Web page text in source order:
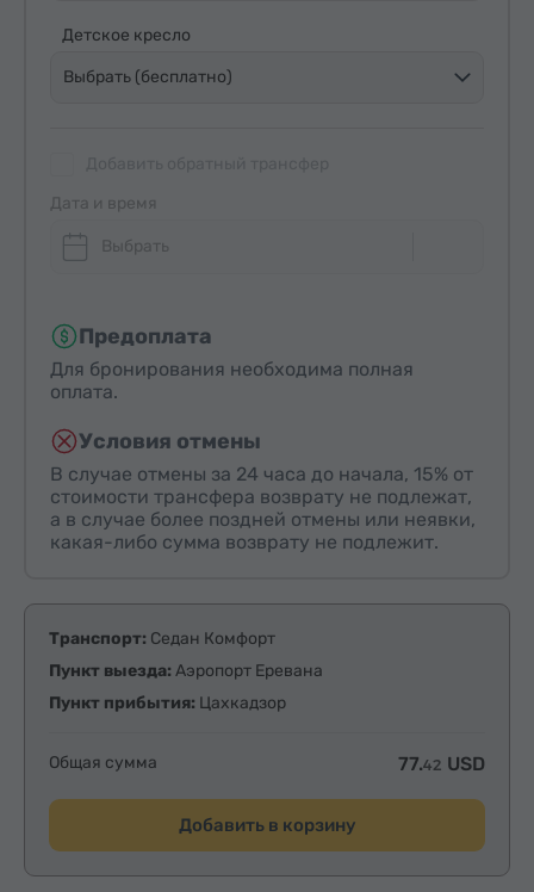
Детское кресло
Выбрать (бесплатно)
Дата и время
Выбрать
Предоплата
Для бронирования необходима полная
оплата.
Условия отмены
В случае отмены за 24 часа до начала, 15% от
стоимости трансфера возврату не подлежат,
а в случае более поздней отмены или неявки,
какая-либо сумма возврату не подлежит.
Транспорт: Седан Комфорт
Пункт выезда: Аэропорт Еревана
Пункт прибытия: Цахкадзор
Общая сумма 77.42 USD
Добавить в корзину